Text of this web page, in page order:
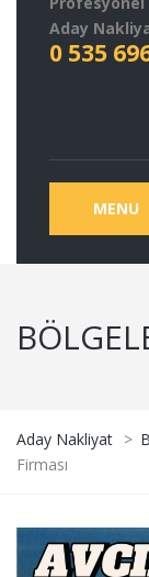
Aday
0 535
MENU
Aday Nakliyat >
Firması